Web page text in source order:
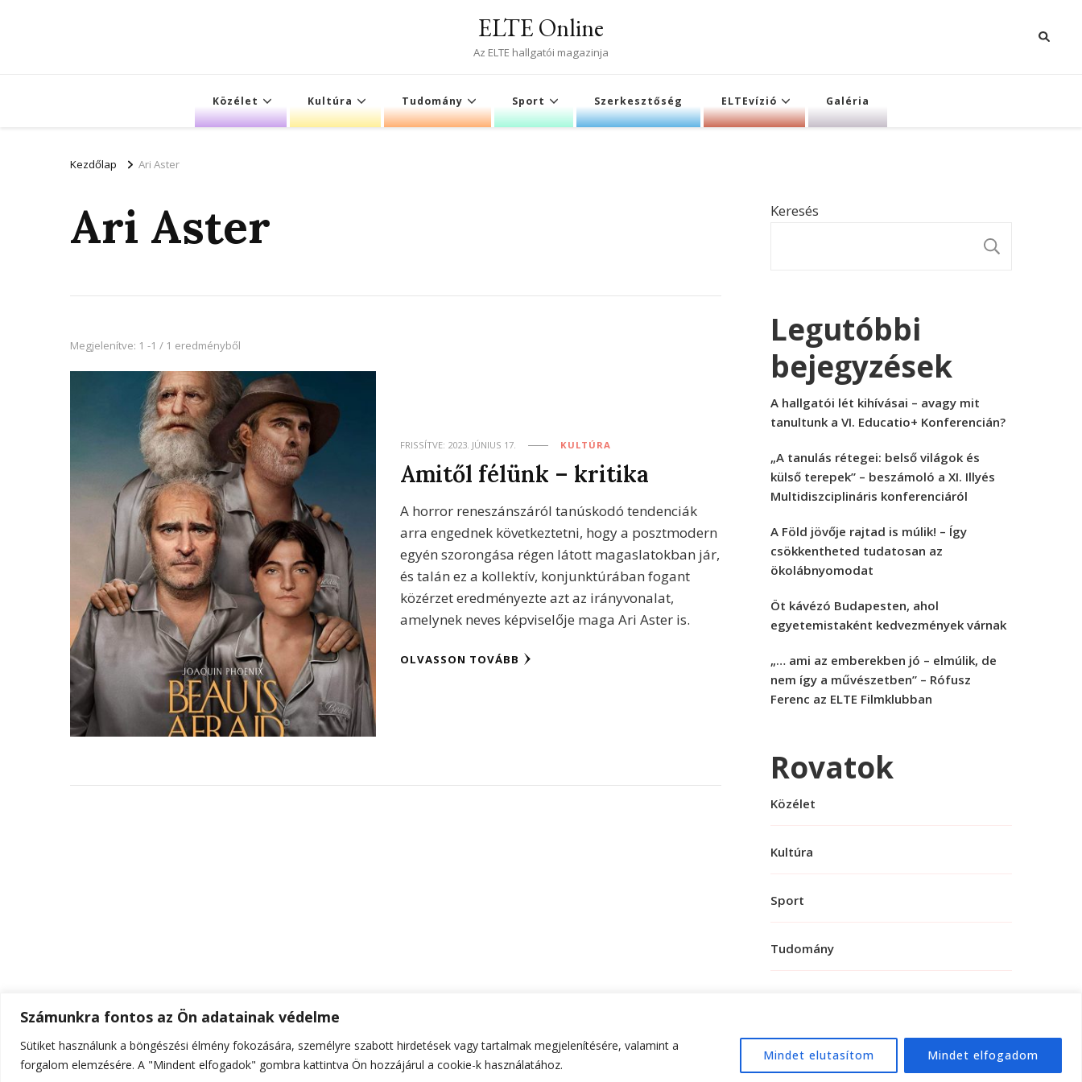
Számunkra fontos az Ön adatainak védelme
Sütiket használunk a böngészési élmény fokozására, személyre szabott hirdetések vagy tartalmak megjelenítésére, valamint a
forgalom elemzésére. A "Mindent elfogadok" gombra kattintva Ön hozzájárul a cookie-k használatához.
Mindet elutasítom Mindet elfogadom
ELTE Online
Az ELTE hallgatói magazinja
Közélet Kultúra Tudomány Sport Szerkesztőség ELTEvízió Galéria
Kezdőlap Ari Aster
Ari Aster
Megjelenítve: 1 -1 / 1 eredményből
FRISSÍTVE: 2023. JÚNIUS 17. KULTÚRA
Amitől félünk – kritika
A horror reneszánszáról tanúskodó tendenciák
arra engednek következtetni, hogy a posztmodern
egyén szorongása régen látott magaslatokban jár,
és talán ez a kollektív, konjunktúrában fogant
közérzet eredményezte azt az irányvonalat,
amelynek neves képviselője maga Ari Aster is.
OLVASSON TOVÁBB
Keresés
Legutóbbi
bejegyzések
A hallgatói lét kihívásai – avagy mit
tanultunk a VI. Educatio+ Konferencián?
„A tanulás rétegei: belső világok és
külső terepek” – beszámoló a XI. Illyés
Multidiszciplináris konferenciáról
A Föld jövője rajtad is múlik! – Így
csökkentheted tudatosan az
ökolábnyomodat
Öt kávézó Budapesten, ahol
egyetemistaként kedvezmények várnak
„… ami az emberekben jó – elmúlik, de
nem így a művészetben” – Rófusz
Ferenc az ELTE Filmklubban
Rovatok
Közélet
Kultúra
Sport
Tudomány
© Szerzői jog 2026ELTE Online . Minden jog fenntartva.Hello Fashion | Fejlesztette WordPress.